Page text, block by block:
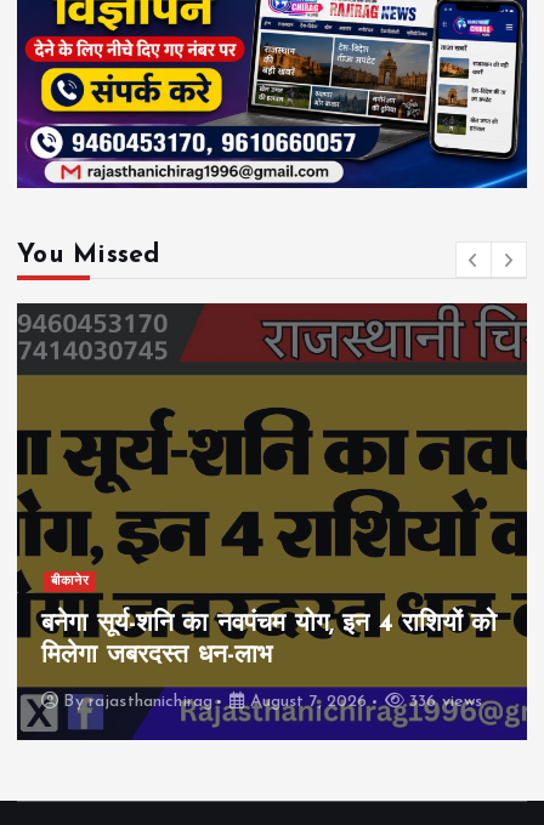
You Missed
बीकानेर
बनेगा सूर्य-शनि का नवपंचम योग, इन 4 राशियों को
मिलेगा जबरदस्त धन-लाभ
Byrajasthanichirag August 7, 2026 336 views